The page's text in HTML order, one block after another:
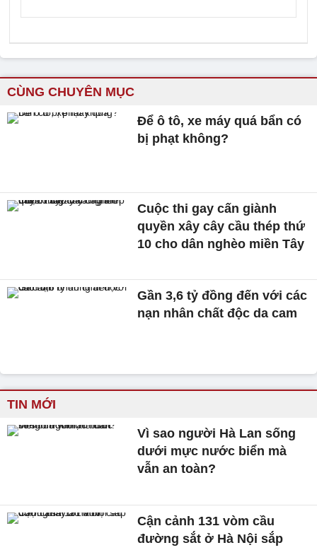
CÙNG CHUYÊN MỤC
Để ô tô, xe máy quá bẩn có
bị phạt không?
Cuộc thi gay cấn giành
quyền xây cây cầu thép thứ
10 cho dân nghèo miền Tây
Gần 3,6 tỷ đồng đến với các
nạn nhân chất độc da cam
TIN MỚI
Vì sao người Hà Lan sống
dưới mực nước biển mà
vẫn an toàn?
Cận cảnh 131 vòm cầu
đường sắt ở Hà Nội sắp